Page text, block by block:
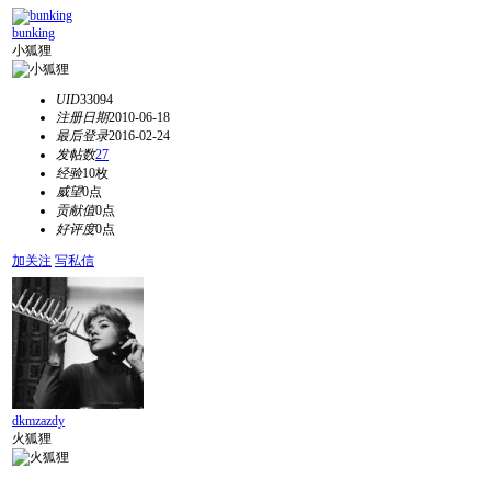
bunking
小狐狸
UID33094
注册日期2010-06-18
最后登录2016-02-24
发帖数27
经验10枚
威望0点
贡献值0点
好评度0点
加关注 写私信
dkmzazdy
火狐狸